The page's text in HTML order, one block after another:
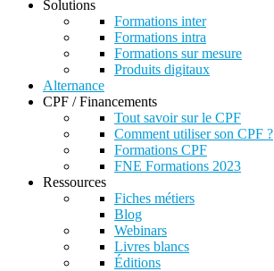
Solutions
Formations inter
Formations intra
Formations sur mesure
Produits digitaux
Alternance
CPF / Financements
Tout savoir sur le CPF
Comment utiliser son CPF ?
Formations CPF
FNE Formations 2023
Ressources
Fiches métiers
Blog
Webinars
Livres blancs
Éditions